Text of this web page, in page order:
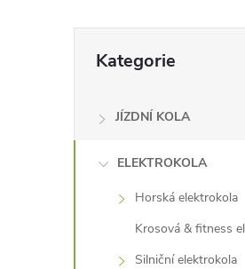
kategorie
Kategorie
JÍZDNÍ KOLA
ELEKTROKOLA
Horská elektrokola
Krosová & fitness
Silniční elektrokola